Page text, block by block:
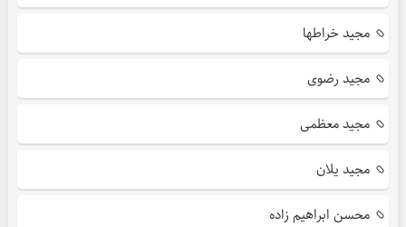
مجید خراطها
مجید رضوی
مجید معظمی
مجید یلان
محسن ابراهیم زاده